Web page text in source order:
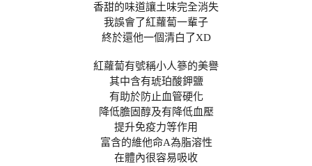
香甜的味道讓土味完全消失
我誤會了紅蘿蔔一輩子
終於還他一個清白了XD
紅蘿蔔有號稱小人篸的美譽
其中含有琥珀酸鉀鹽
有助於防止血管硬化
降低膽固醇及有降低血壓
提升免疫力等作用
富含的維他命A為脂溶性
在體內很容易吸收